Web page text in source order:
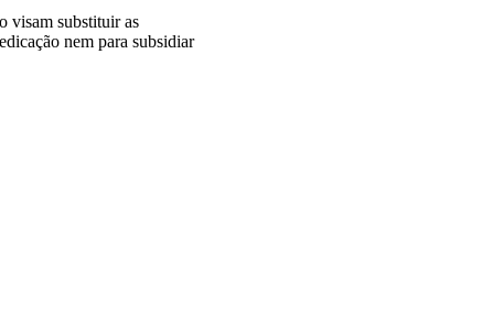
visam substituir as
nem para subsidiar